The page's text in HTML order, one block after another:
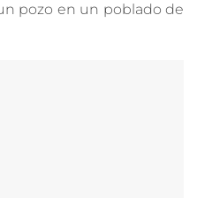
pozo en un poblado de